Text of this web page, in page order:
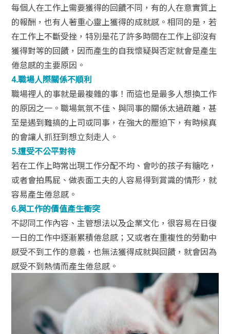
每個人在工作上需要獲得的回饋不同，有的人在意實質上
的報酬，也有人著重心靈上獲得的成就感。相同的是，若
在工作上不斷受挫，特別是花了許多時間在工作上卻沒有
獲得對等的回饋，因而產生的自我懷疑與否定就會是產生
倦怠感的主要原因。
4.職場人際關係不順利
職場裡人的事就是最複雜的事！而這也是最多人想換工作
的原因之一。職場氣氛不佳、與同事的關係太過疏離，甚
至是遇到難搞的上司或同事，在強大的壓迫下，有時候真
的會讓人抓狂到想立刻走人。
5.遭受不公平對待
若在工作上時常出現工作分配不均、會吵的孩子有糖吃，
或者會拍馬屁、做表面工夫的人容易得到賞識的情形，就
容易產生倦怠感。
6.與工作的價值產生衝突
不認同工作內容、主管想法以及企業文化，很容易在日復
一日的工作中逐漸累積倦怠感；又或者在重複性的勞動中
感受不到工作的意義，也無法獲得成就與回饋，就會因為
感受不到熱情而產生倦怠感。